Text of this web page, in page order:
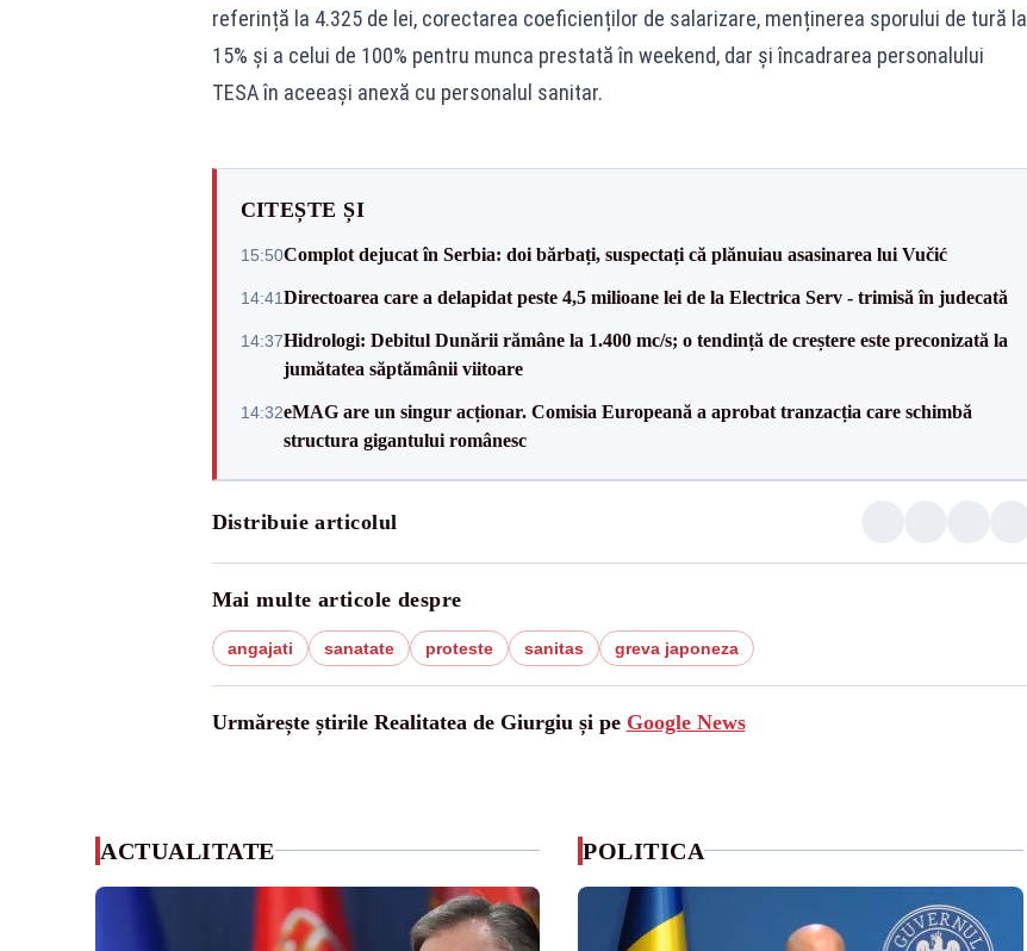
referință la 4.325 de lei, corectarea coeficienților de salarizare, menținerea sporului de tură la
15% și a celui de 100% pentru munca prestată în weekend, dar și încadrarea personalului
TESA în aceeași anexă cu personalul sanitar.
CITEȘTE ȘI
15:50Complot dejucat în Serbia: doi bărbați, suspectați că plănuiau asasinarea lui Vučić
14:41Directoarea care a delapidat peste 4,5 milioane lei de la Electrica Serv - trimisă în judecată
14:37Hidrologi: Debitul Dunării rămâne la 1.400 mc/s; o tendință de creștere este preconizată la
jumătatea săptămânii viitoare
14:32eMAG are un singur acționar. Comisia Europeană a aprobat tranzacția care schimbă
structura gigantului românesc
Distribuie articolul
Mai multe articole despre
angajati sanatate proteste sanitas greva japoneza
Urmărește știrile Realitatea de Giurgiu și pe Google News
ACTUALITATE POLITICA